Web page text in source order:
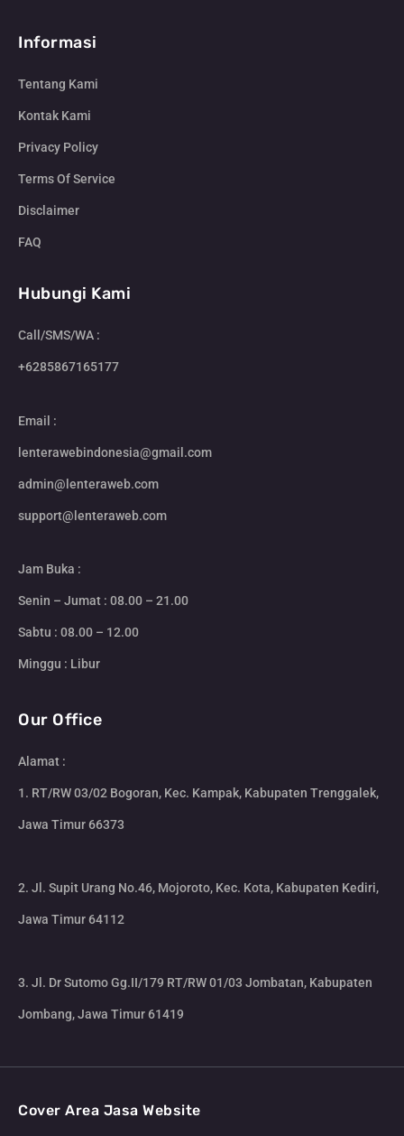
Informasi
Tentang Kami
Kontak Kami
Privacy Policy
Terms Of Service
Disclaimer
FAQ
Hubungi Kami
Call/SMS/WA :
+6285867165177
Email :
lenterawebindonesia@gmail.com
admin@lenteraweb.com
support@lenteraweb.com
Jam Buka :
Senin – Jumat : 08.00 – 21.00
Sabtu : 08.00 – 12.00
Minggu : Libur
Our Office
Alamat :
1. RT/RW 03/02 Bogoran, Kec. Kampak, Kabupaten Trenggalek,
Jawa Timur 66373
2. Jl. Supit Urang No.46, Mojoroto, Kec. Kota, Kabupaten Kediri,
Jawa Timur 64112
3. Jl. Dr Sutomo Gg.II/179 RT/RW 01/03 Jombatan, Kabupaten
Jombang, Jawa Timur 61419
Cover Area Jasa Website